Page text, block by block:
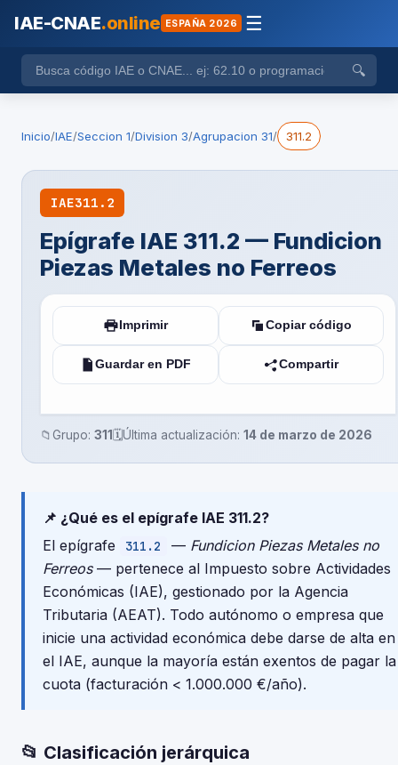
IAE-CNAE.online ESPAÑA 2026 ☰
🔍
Inicio/IAE/Seccion 1/Division 3/Agrupacion 31/ 311.2
IAE311.2
Epígrafe IAE 311.2 — Fundicion
Piezas Metales no Ferreos
Imprimir Copiar código
Guardar en PDF Compartir
📁 Grupo: 311 🗓️Última actualización: 14 de marzo de 2026
📌 ¿Qué es el epígrafe IAE 311.2?
El epígrafe
311.2 — Fundicion Piezas Metales no
Ferreos— pertenece al Impuesto sobre Actividades
Económicas (IAE), gestionado por la Agencia
Tributaria (AEAT). Todo autónomo o empresa que
inicie una actividad económica debe darse de alta en
el IAE, aunque la mayoría están exentos de pagar la
cuota (facturación < 1.000.000 €/año).
📂 Clasificación jerárquica